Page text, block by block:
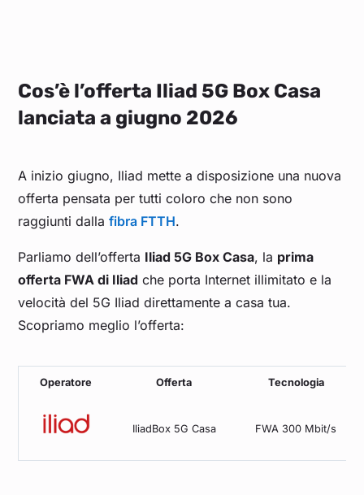
Cos’è l’offerta Iliad 5G Box Casa
lanciata a giugno 2026
A inizio giugno, Iliad mette a disposizione una nuova
offerta pensata per tutti coloro che non sono
raggiunti dallafibra FTTH.
Parliamo dell’offerta Iliad 5G Box Casa, la prima
offerta FWA di Iliad che porta Internet illimitato e la
velocità del 5G Iliad direttamente a casa tua.
Scopriamo meglio l’offerta:
Operatore Offerta Tecnologia
IliadBox 5G Casa FWA 300 Mbit/s